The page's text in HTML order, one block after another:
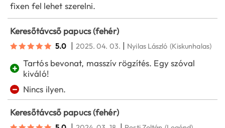
fixen fel lehet szerelni.
Keresőtávcső papucs (fehér)
5.0 | 2025. 04. 03. | Nyilas László (Kiskunhalas)
+ Tartós bevonat, masszív rögzítés. Egy szóval
kiváló!
− Nincs ilyen.
Keresőtávcső papucs (fehér)